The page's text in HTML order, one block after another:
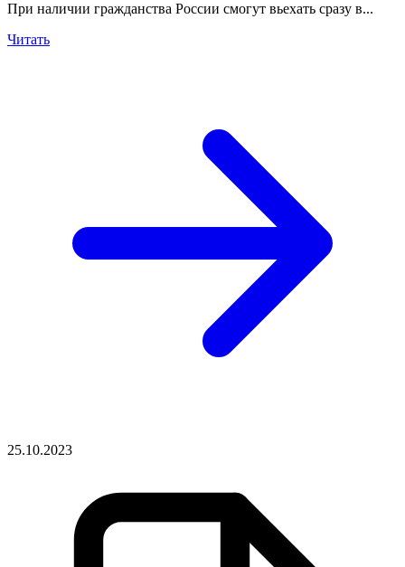
При наличии гражданства России смогут вьехать сразу в...
Читать
25.10.2023